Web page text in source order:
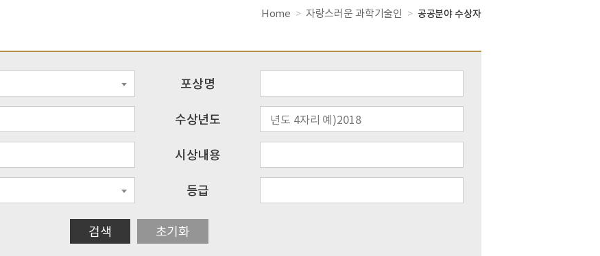
Home > 자랑스러운 과학기술인 > 공공분야 수상자
포상명
수상년도
시상내용
등급
검색 초기화